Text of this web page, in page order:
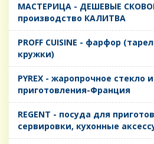
MАСТЕРИЦА - ДЕШЕВЫЕ
производство КАЛИТВА
PROFF CUISINE - фарфор
кружки)
PYREX - жаропрочное стекло
приготовления-Франция
REGENT - посуда для
сервировки, кухонные